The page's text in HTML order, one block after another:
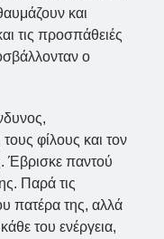
και
τις προσπάθειές
ο
φίλους και τον
Έβρισκε παντού
Παρά τις
πατέρα της, αλλά
του ενέργεια,